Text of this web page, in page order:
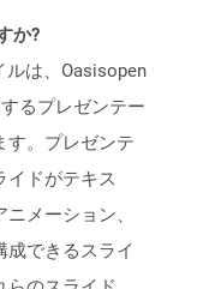
か?
ルは、Oasisopen
るプレゼンテー
す。プレゼンテ
イドがテキス
メーション、
成できるスライ